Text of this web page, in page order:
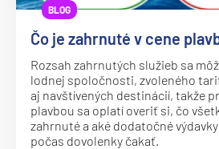
BLOG
Čo je zahrnuté v cene
Rozsah zahrnutých služieb sa
lodnej spoločnosti, zvoleného
aj navštívených destinácií, takže
plavbou sa oplatí overiť si, čo
zahrnuté a aké dodatočné
počas dovolenky čakať.